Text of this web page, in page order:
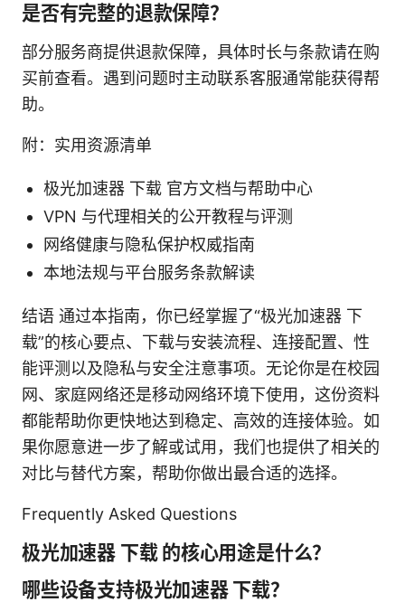
是否有完整的退款保障？
部分服务商提供退款保障，具体时长与条款请在购
买前查看。遇到问题时主动联系客服通常能获得帮
助。
附：实用资源清单
极光加速器 下载 官方文档与帮助中心
VPN 与代理相关的公开教程与评测
网络健康与隐私保护权威指南
本地法规与平台服务条款解读
结语 通过本指南，你已经掌握了“极光加速器 下
载”的核心要点、下载与安装流程、连接配置、性
能评测以及隐私与安全注意事项。无论你是在校园
网、家庭网络还是移动网络环境下使用，这份资料
都能帮助你更快地达到稳定、高效的连接体验。如
果你愿意进一步了解或试用，我们也提供了相关的
对比与替代方案，帮助你做出最合适的选择。
Frequently Asked Questions
极光加速器 下载 的核心用途是什么？
哪些设备支持极光加速器 下载？